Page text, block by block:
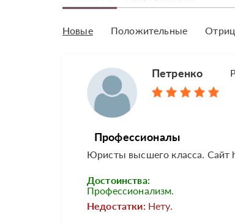
Новые Положительные
Петренко
Профессионалы
Юристы высшего класса. Сайт
Достоинства:
Профессионализм.
Недостатки: Нету.